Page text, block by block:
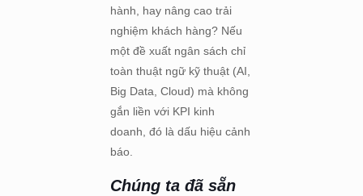
hành, hay nâng cao trải
nghiệm khách hàng? Nếu
một đề xuất ngân sách chỉ
toàn thuật ngữ kỹ thuật (AI,
Big Data, Cloud) mà không
gắn liền với KPI kinh
doanh, đó là dấu hiệu cảnh
báo.
Chúng ta đã sẵn